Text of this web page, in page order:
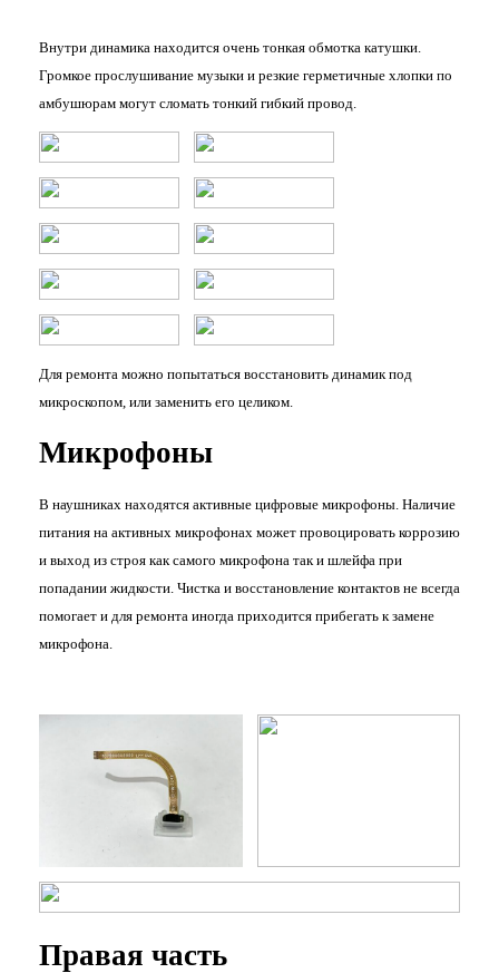
Внутри динамика находится очень тонкая обмотка катушки.
Громкое прослушивание музыки и резкие герметичные хлопки по
амбушюрам могут сломать тонкий гибкий провод.
Для ремонта можно попытаться восстановить динамик под
микроскопом, или заменить его целиком.
Микрофоны
В наушниках находятся активные цифровые микрофоны. Наличие
питания на активных микрофонах может провоцировать коррозию
и выход из строя как самого микрофона так и шлейфа при
попадании жидкости. Чистка и восстановление контактов не всегда
помогает и для ремонта иногда приходится прибегать к замене
микрофона.
Правая часть